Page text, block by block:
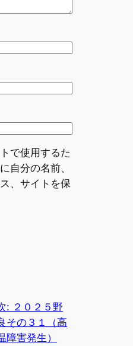
で使用するた
自分の名前、
、サイトを保
: ２０２５野
その３１（高
障害発生）